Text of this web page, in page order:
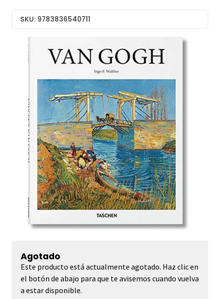
SKU: 9783836540711
Agotado
Este producto está actualmente agotado. Haz clic en
el botón de abajo para que te avisemos cuando vuelva
a estar disponible.